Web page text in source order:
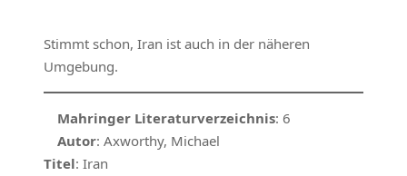
Stimmt schon, Iran ist auch in der näheren
Umgebung.
Mahringer Literaturverzeichnis: 6
Autor: Axworthy, Michael
Titel: Iran